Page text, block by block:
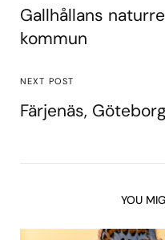
Gallhållans
kommun
NEXT POST
Färjenäs,
YOU